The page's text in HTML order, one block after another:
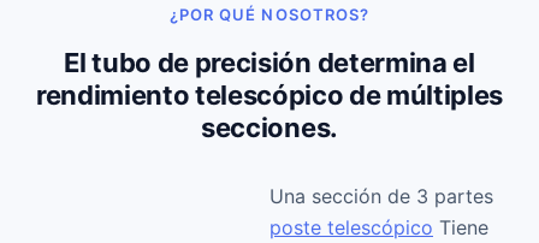
¿POR QUÉ NOSOTROS?
El tubo de precisión determina el
rendimiento telescópico de múltiples
secciones.
Una sección de 3 partes
poste telescópico Tiene